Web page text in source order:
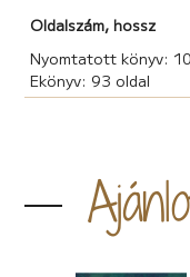
Oldalszám, hossz
Nyomtatott könyv:
Ekönyv: 93 oldal